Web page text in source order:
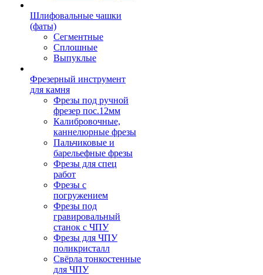
Шлифовальные чашки
(фаты)
Сегментные
Сплошные
Выпуклые
Фрезерный инструмент
для камня
Фрезы под ручной
фрезер пос.12мм
Калибровочные,
каннелюрные фрезы
Пальчиковые и
барельефные фрезы
Фрезы для спец
работ
Фрезы с
погружением
Фрезы под
гравировальный
станок с ЧПУ
Фрезы для ЧПУ
поликристалл
Свёрла тонкостенные
для ЧПУ